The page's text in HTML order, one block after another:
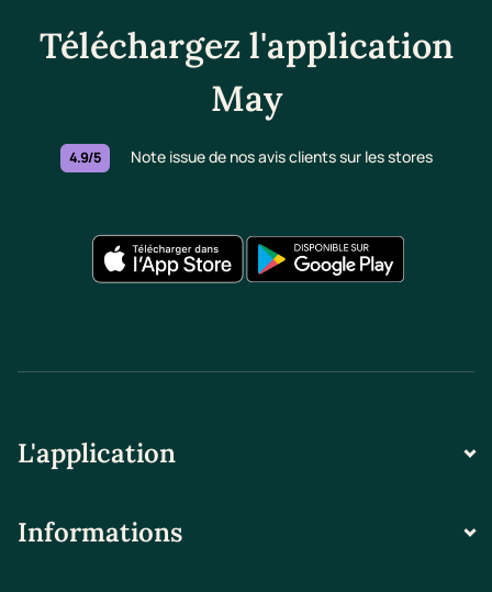
Téléchargez l'application
May
4.9/5 Note issue de nos avis clients sur les stores
L'application
Informations